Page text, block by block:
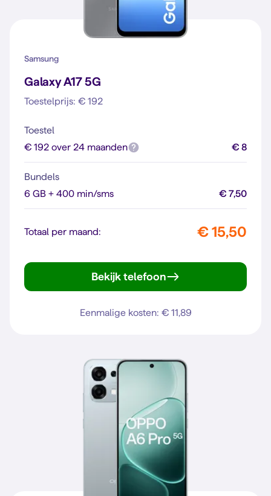
Samsung
Galaxy A17 5G
Toestelprijs: € 192
Toestel
€ 192 over 24 maanden
€ 8
Bundels
6 GB + 400 min/sms
€ 7,50
Totaal per maand: € 15,50
Bekijk telefoon
Eenmalige kosten: € 11,89